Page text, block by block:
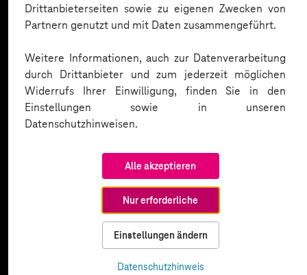
Drittanbieterseiten sowie zu eigenen Zwecken von
Partnern genutzt und mit Daten zusammengeführt.
Weitere Informationen, auch zur Datenverarbeitung
durch Drittanbieter und zum jederzeit möglichen
Widerrufs Ihrer Einwilligung, finden Sie in den
Einstellungen sowie in unseren
Datenschutzhinweisen.
Alle akzeptieren
Nur erforderliche
Einstellungen ändern
Datenschutzhinweis